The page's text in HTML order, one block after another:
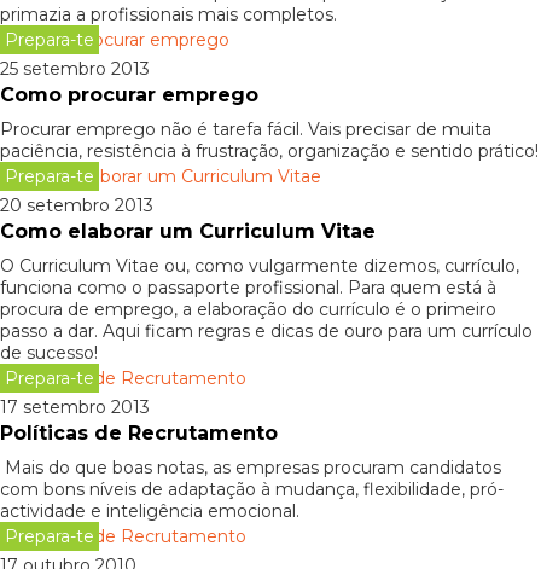
primazia a profissionais mais completos.
Prepara-te
25 setembro 2013
Como procurar emprego
Procurar emprego não é tarefa fácil. Vais precisar de muita
paciência, resistência à frustração, organização e sentido prático!
Prepara-te
20 setembro 2013
Como elaborar um Curriculum Vitae
O Curriculum Vitae ou, como vulgarmente dizemos, currículo,
funciona como o passaporte profissional. Para quem está à
procura de emprego, a elaboração do currículo é o primeiro
passo a dar. Aqui ficam regras e dicas de ouro para um currículo
de sucesso!
Prepara-te
17 setembro 2013
Políticas de Recrutamento
Mais do que boas notas, as empresas procuram candidatos
com bons níveis de adaptação à mudança, flexibilidade, pró-
actividade e inteligência emocional.
Prepara-te